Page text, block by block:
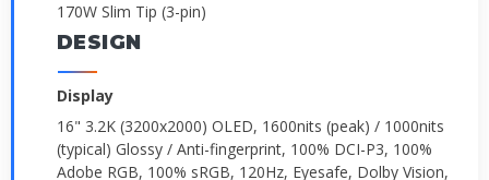
170W Slim Tip (3-pin)
DESIGN
Display
16" 3.2K (3200x2000) OLED, 1600nits (peak) / 1000nits
(typical) Glossy / Anti-fingerprint, 100% DCI-P3, 100%
Adobe RGB, 100% sRGB, 120Hz, Eyesafe, Dolby Vision,